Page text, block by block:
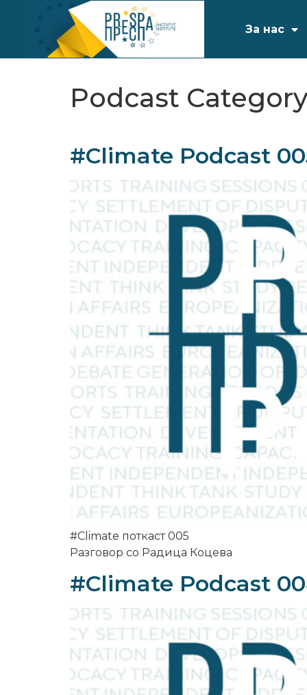
За нас
Podcast
#Climate Podcast
#Climate поткаст 005
Разговор со Радица Коцева
#Climate Podcast